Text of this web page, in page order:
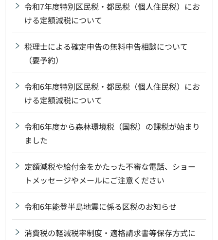
令和7年度特別区民税・都民税（個人住民税）にお
ける定額減税について
税理士による確定申告の無料申告相談について
（要予約）
令和6年度特別区民税・都民税（個人住民税）にお
ける定額減税について
令和6年度から森林環境税（国税）の課税が始まり
ました
定額減税や給付金をかたった不審な電話、ショー
トメッセージやメールにご注意ください
令和6年能登半島地震に係る区税のお知らせ
消費税の軽減税率制度・適格請求書等保存方式に